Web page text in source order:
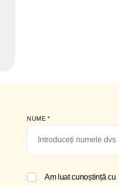
NUME *
Am luat cunoștință cu